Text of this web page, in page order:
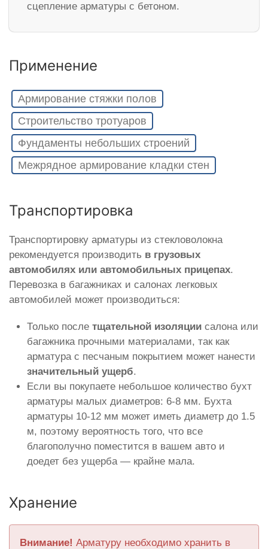
сцепление арматуры с бетоном.
Применение
Армирование стяжки полов
Строительство тротуаров
Фундаменты небольших строений
Межрядное армирование кладки стен
Транспортировка
Транспортировку арматуры из стекловолокна
рекомендуется производить в грузовых
автомобилях или автомобильных прицепах.
Перевозка в багажниках и салонах легковых
автомобилей может производиться:
Только после тщательной изоляции салона или
багажника прочными материалами, так как
арматура с песчаным покрытием может нанести
значительный ущерб.
Если вы покупаете небольшое количество бухт
арматуры малых диаметров: 6-8 мм. Бухта
арматуры 10-12 мм может иметь диаметр до 1.5
м, поэтому вероятность того, что все
благополучно поместится в вашем авто и
доедет без ущерба — крайне мала.
Хранение
Внимание! Арматуру необходимо хранить в